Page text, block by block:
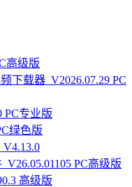
高级版
下载器_V2026.07.29 PC
PC专业版
绿色版
PC高级版
高级版